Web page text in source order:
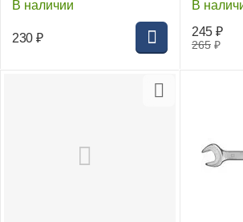
В наличии
230 ₽
В
265 ₽
245 ₽